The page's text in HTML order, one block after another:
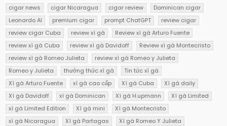
cigar news
cigar Nicaragua cigar review
Dominican cigar
Leonardo AI
premium cigar prompt ChatGPT
review cigar
review cigar Cuba
review xì gà
Review xì gà Arturo Fuente
review xì gà Cuba
review xì gà Davidoff
Review xì gà Montecristo
review xì gà Romeo Julieta
review xì gà Romeo y Julieta
Romeo y Julieta
thưởng thức xì gà
Tin tức xì gà
Xì gà Arturo Fuente
xì gà cao cấp Xì gà Cuba
Xì gà daily
Xì gà Davidoff
xì gà Dominican Xì gà H.upmann
Xì gà Limited
xì gà Limited Edition
Xì gà mini
Xì gà Montecristo
xì gà Nicaragua
Xì gà Partagas Xì gà Romeo Y Julieta